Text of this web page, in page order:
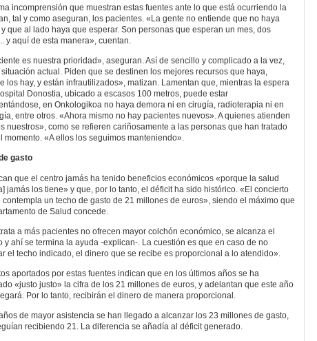
incomprensión que muestran estas fuentes ante lo que está ocurriendo la
tal y como aseguran, los pacientes. «La gente no entiende que no haya
que al lado haya que esperar. Son personas que esperan un mes, dos
y aquí de esta manera», cuentan.
es nuestra prioridad», aseguran. Así de sencillo y complicado a la vez,
actual. Piden que se destinen los mejores recursos que haya,
los hay, y están infrautilizados», matizan. Lamentan que, mientras la espera
Donostia, ubicado a escasos 100 metros, puede estar
en Onkologikoa no haya demora ni en cirugía, radioterapia ni en
entre otros. «Ahora mismo no hay pacientes nuevos». A quienes atienden
nuestros», como se refieren cariñosamente a las personas que han tratado
momento. «A ellos los seguimos manteniendo».
gasto
que el centro jamás ha tenido beneficios económicos «porque la salud
jamás los tiene» y que, por lo tanto, el déficit ha sido histórico. «El concierto
contempla un techo de gasto de 21 millones de euros», siendo el máximo que
de Salud concede.
a más pacientes no ofrecen mayor colchón económico, se alcanza el
y ahí se termina la ayuda -explican-. La cuestión es que en caso de no
el techo indicado, el dinero que se recibe es proporcional a lo atendido».
aportados por estas fuentes indican que en los últimos años se ha
«justo justo» la cifra de los 21 millones de euros, y adelantan que este año
Por lo tanto, recibirán el dinero de manera proporcional.
de mayor asistencia se han llegado a alcanzar los 23 millones de gasto,
recibiendo 21. La diferencia se añadía al déficit generado.